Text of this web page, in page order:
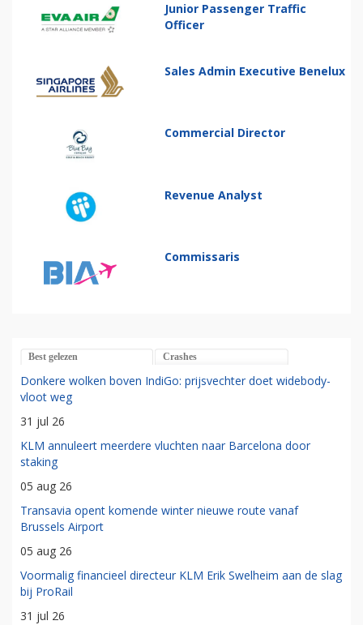
Junior Passenger Traffic
Officer
Sales Admin Executive Benelux
Commercial Director
Revenue Analyst
Commissaris
Best gelezen Crashes
Donkere wolken boven IndiGo: prijsvechter doet widebody-
vloot weg
31 jul 26
KLM annuleert meerdere vluchten naar Barcelona door
staking
05 aug 26
Transavia opent komende winter nieuwe route vanaf
Brussels Airport
05 aug 26
Voormalig financieel directeur KLM Erik Swelheim aan de slag
bij ProRail
31 jul 26